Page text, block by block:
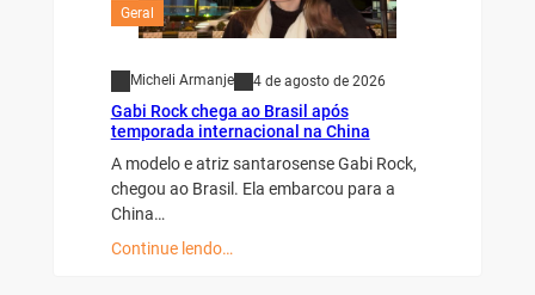
Geral
Micheli Armanje 4 de agosto de 2026
Gabi Rock chega ao Brasil após
temporada internacional na China
A modelo e atriz santarosense Gabi Rock,
chegou ao Brasil. Ela embarcou para a
China…
Continue lendo…